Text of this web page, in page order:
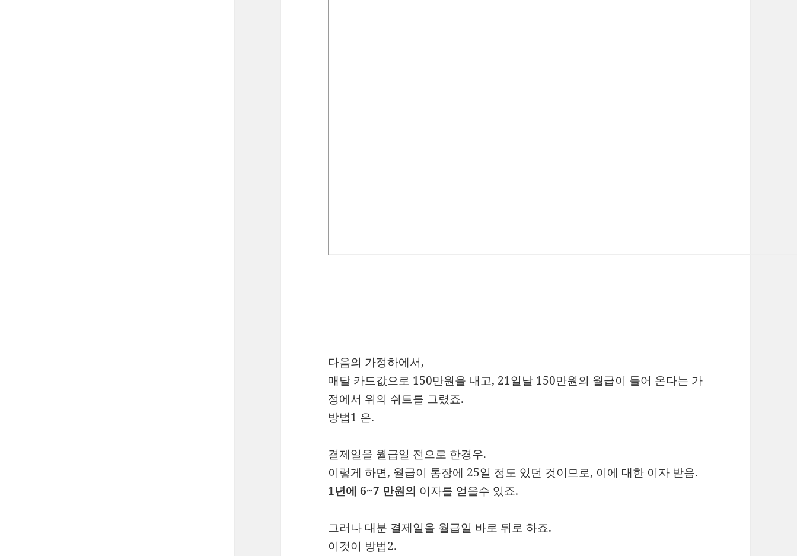
다음의 가정하에서,
매달 카드값으로 150만원을 내고, 21일날 150만원의 월급이 들어 온다는 가
정에서 위의 쉬트를 그렸죠.
방법1 은.
결제일을 월급일 전으로 한경우.
이렇게 하면, 월급이 통장에 25일 정도 있던 것이므로, 이에 대한 이자 받음.
1년에 6~7 만원의 이자를 얻을수 있죠.
그러나 대분 결제일을 월급일 바로 뒤로 하죠.
이것이 방법2.